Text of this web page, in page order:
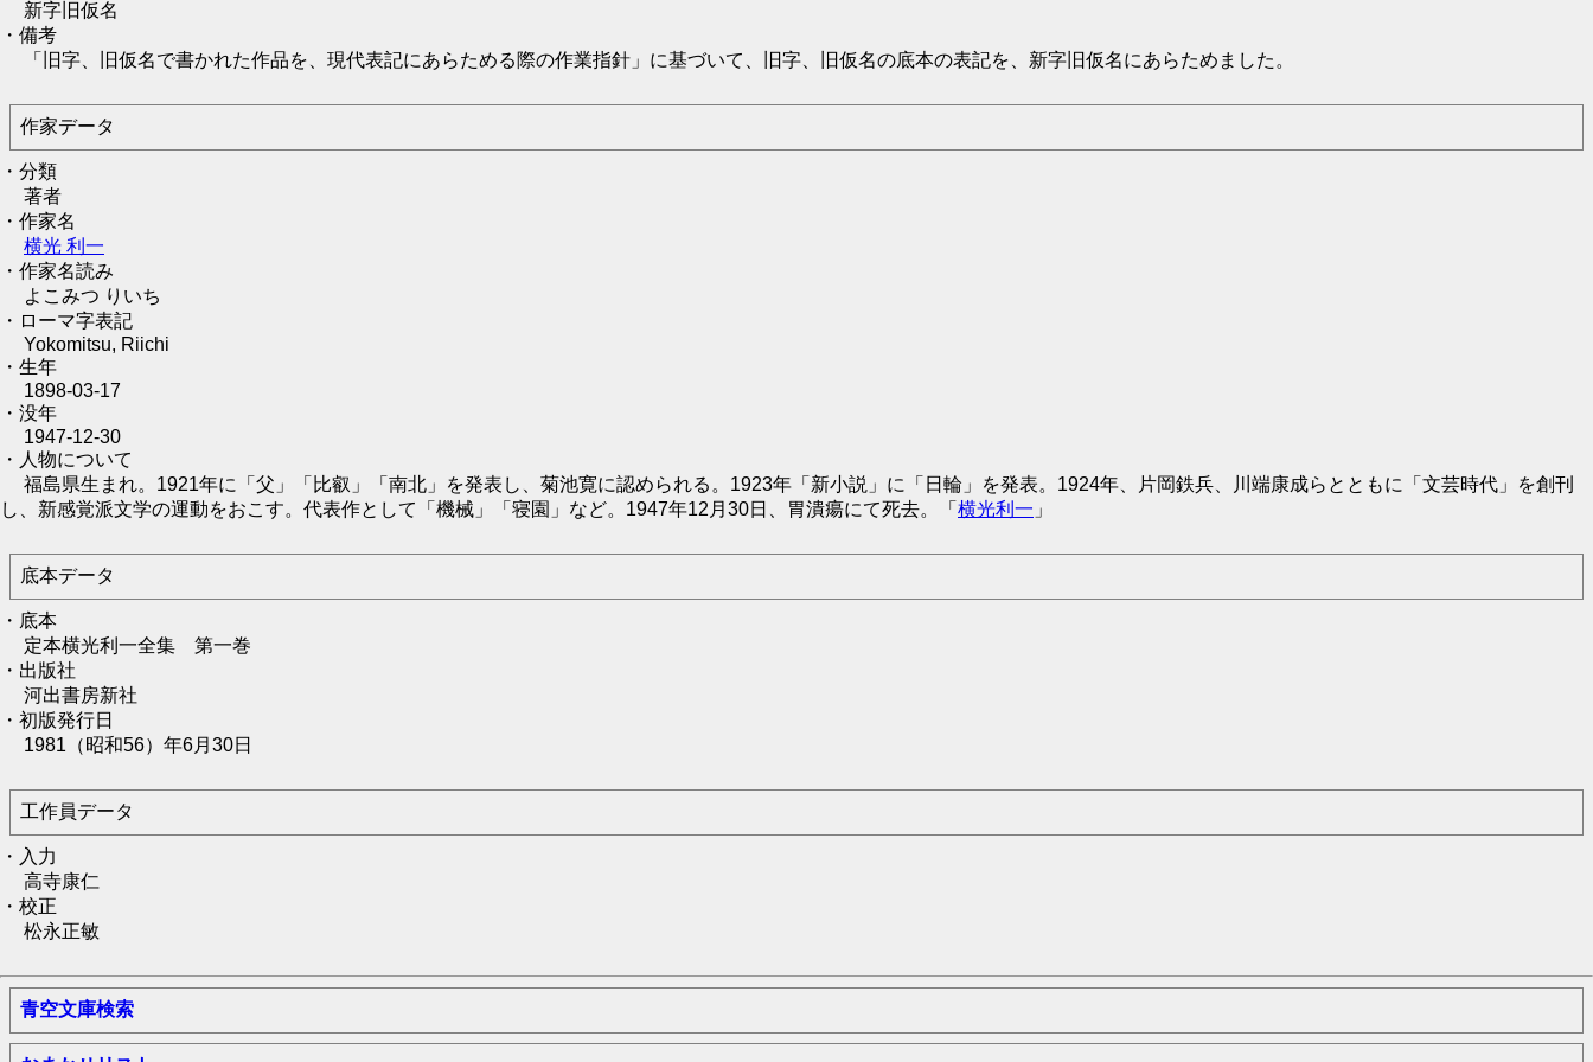
新字旧仮名
・備考
「旧字、旧仮名で書かれた作品を、現代表記にあらためる際の作業指針」に基づいて、旧字、旧仮名の底本の表記を、新字旧仮名にあらためました。
作家データ
・分類
著者
・作家名
横光 利一
・作家名読み
よこみつ りいち
・ローマ字表記
Yokomitsu, Riichi
・生年
1898-03-17
・没年
1947-12-30
・人物について
福島県生まれ。1921年に「父」「比叡」「南北」を発表し、菊池寛に認められる。1923年「新小説」に「日輪」を発表。1924年、片岡鉄兵、川端康成らとともに「文芸時代」を創刊
し、新感覚派文学の運動をおこす。代表作として「機械」「寝園」など。1947年12月30日、胃潰瘍にて死去。「 横光利一 」
底本データ
・底本
定本横光利一全集 第一巻
・出版社
河出書房新社
・初版発行日
1981（昭和56）年6月30日
工作員データ
・入力
高寺康仁
・校正
松永正敏
青空文庫検索